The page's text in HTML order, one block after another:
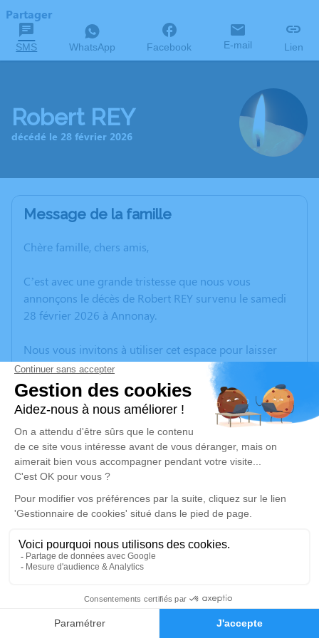
Faire-part Hommages
Partager
SMS WhatsApp Facebook E-mail Lien
Robert REY
décédé le 28 février 2026
Message de la famille
Chère famille, chers amis,
C’est avec une grande tristesse que nous vous
annonçons le décès de Robert REY survenu le samedi
28 février 2026 à Annonay.
Nous vous invitons à utiliser cet espace pour laisser
vos condoléances, partager des photos souvenirs, une
anecdote ou exprimer vos pensées à travers des
poèmes ou des textes. Cet endroit est un lieu
d'expression dédié à honorer la mémoire de Robert
REY.
Un service de plantation d’arbre hommage est
disponible ici.
Je rends hommage
Cérémonie
Eglise Saint Blaise 3 rue de l'église
26140 Saint Rambert d'Albon